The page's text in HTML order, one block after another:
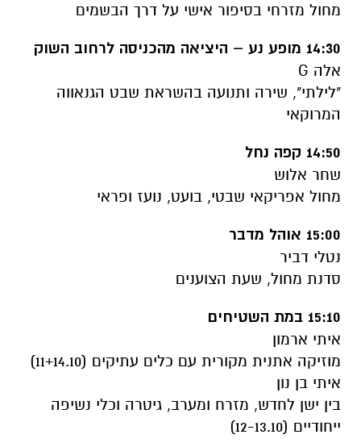
מחול מזרחי בסיפור אישי על דרך הבשמים
14:30 מופע נע – היציאה מהכניסה לרחוב השוק
אלה G
"לילתי", שירה ותנועה בהשראת שבט הגנאווה
המרוקאי
14:50 קפה נחל
שחר אלוש
מחול אפריקאי שבטי, בועט, נועז ופראי
15:00 אוהל מדבר
נטלי דביר
סדנת מחול, שעת הצוענים
15:10 במת השטיחים
איתי ארמון
מוזיקה אתנית מקורית עם כלים עתיקים (11+14.10)
איתי בן נון
בין ישן לחדש, מזרח ומערב, גיטרה וכלי נשיפה
ייחודיים (12-13.10)